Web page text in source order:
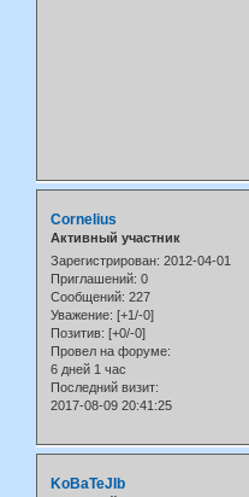
Cornelius
Активный участник
Зарегистрирован: 2012-04-01
Приглашений: 0
Сообщений: 227
Уважение: [+1/-0]
Позитив: [+0/-0]
Провел на форуме:
6 дней 1 час
Последний визит:
2017-08-09 20:41:25
KoBaTeJIb